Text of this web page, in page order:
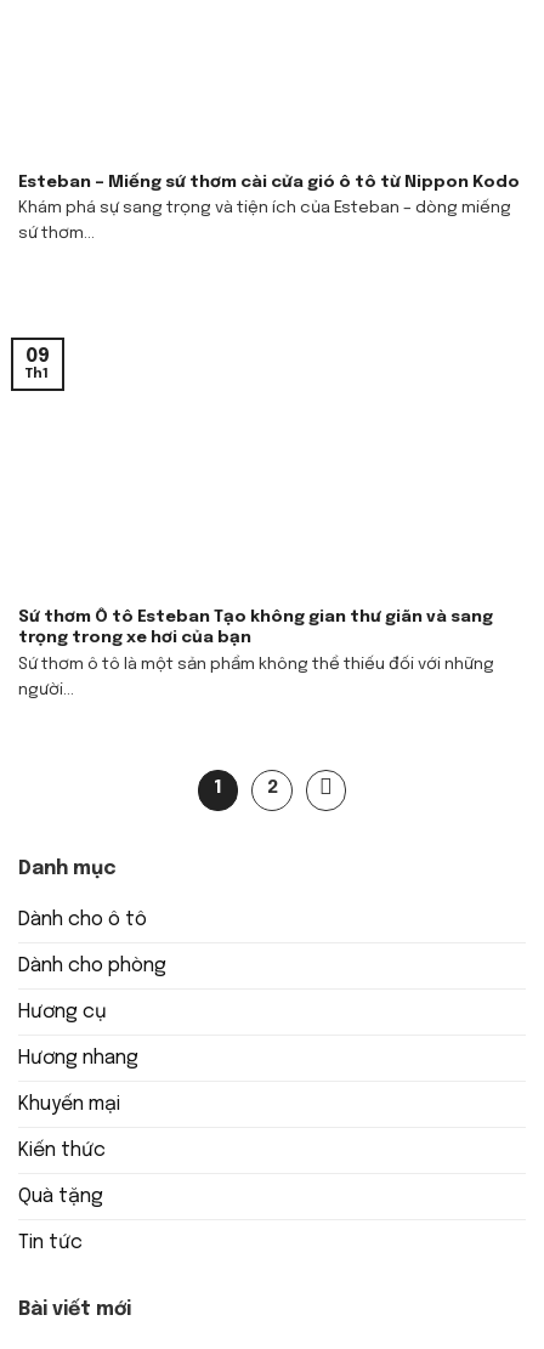
Esteban – Miếng sứ thơm cài cửa gió ô tô từ Nippon Kodo
Khám phá sự sang trọng và tiện ích của Esteban – dòng miếng
sứ thơm...
Sứ thơm Ô tô Esteban Tạo không gian thư giãn và sang
trọng trong xe hơi của bạn
Sứ thơm ô tô là một sản phẩm không thể thiếu đối với những
người...
09
Th1
1 2
Danh mục
Dành cho ô tô
Dành cho phòng
Hương cụ
Hương nhang
Khuyến mại
Kiến thức
Quà tặng
Tin tức
Bài viết mới